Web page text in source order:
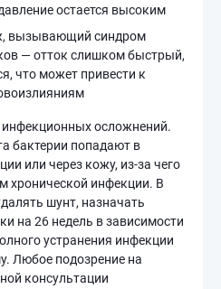
остается высоким
вызывающий синдром
— отток слишком быстрый,
что может привести к
инфекционных осложнений.
бактерии попадают в
или через кожу, из-за чего
хронической инфекции. В
шунт, назначать
на 26 недель в зависимости
устранения инфекции
Любое подозрение на
консультации